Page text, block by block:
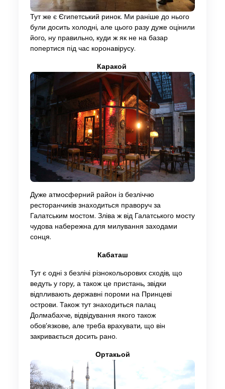
Тут же є Єгипетський ринок. Ми раніше до нього
були досить холодні, але цього разу дуже оцінили
його, ну правильно, куди ж як не на базар
попертися під час коронавірусу.
Каракой
Дуже атмосферний район із безліччю
ресторанчиків знаходиться праворуч за
Галатським мостом. Зліва ж від Галатського мосту
чудова набережна для милування заходами
сонця.
Кабаташ
Тут є одні з безлічі різнокольорових сходів, що
ведуть у гору, а також це пристань, звідки
відпливають державні пороми на Принцеві
острови. Також тут знаходиться палац
Долмабахче, відвідування якого також
обов’язкове, але треба врахувати, що він
закривається досить рано.
Ортакьой